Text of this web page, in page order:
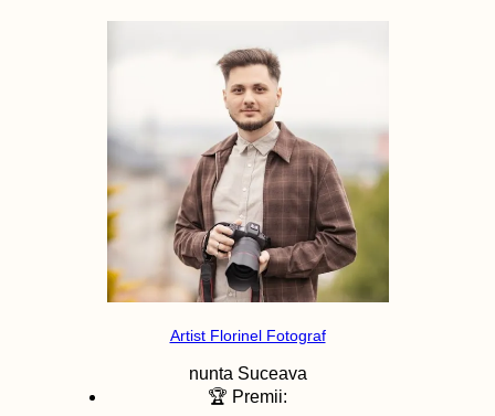
Artist Florinel Fotograf
nunta Suceava
🏆 Premii: